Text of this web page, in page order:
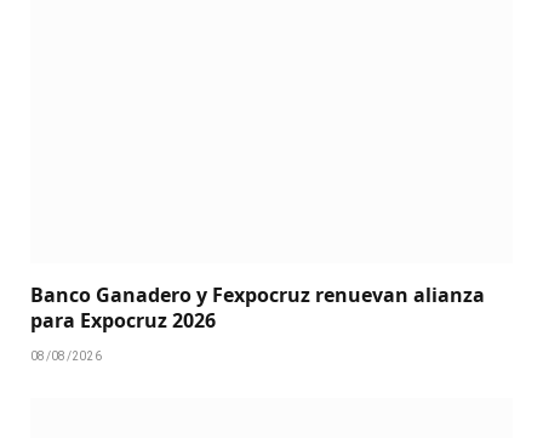
Banco Ganadero y Fexpocruz renuevan alianza
para Expocruz 2026
08/08/2026